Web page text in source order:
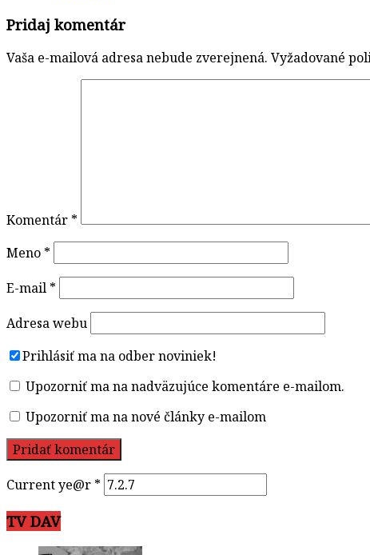
Pridaj komentár
Vaša e-mailová adresa nebude zverejnená. Vyžadované
Komentár *
Meno *
E-mail *
Adresa webu
Prihlásiť ma na odber noviniek!
Upozorniť ma na nadväzujúce komentáre e-mailom.
Upozorniť ma na nové články e-mailom
Current ye@r *
TV DAV